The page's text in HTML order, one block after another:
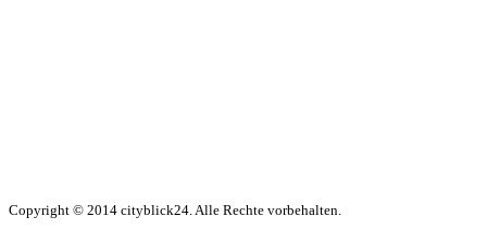
Copyright © 2014 cityblick24. Alle Rechte vorbehalten.